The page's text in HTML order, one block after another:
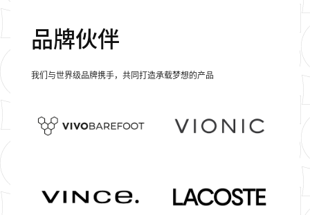
品牌伙伴
我们与世界级品牌携手， 共同打造承载梦想的产品